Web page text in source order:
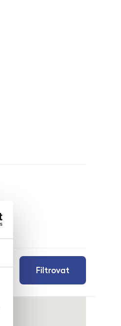
Filtrovat